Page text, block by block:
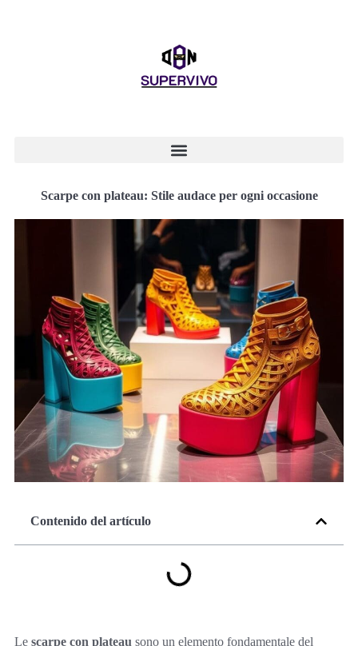
Scarpe con plateau: Stile audace per ogni occasione
Contenido del artículo
Le scarpe con plateau sono un elemento fondamentale del